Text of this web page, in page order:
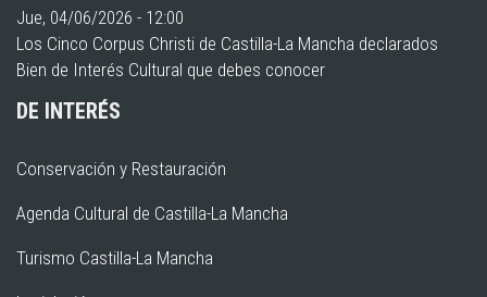
Jue, 04/06/2026 - 12:00
Los Cinco Corpus Christi de Castilla-La Mancha declarados
Bien de Interés Cultural que debes conocer
DE INTERÉS
Conservación y Restauración
Agenda Cultural de Castilla-La Mancha
Turismo Castilla-La Mancha